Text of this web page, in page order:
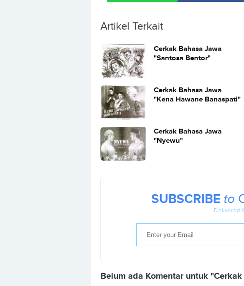
Artikel Terkait
Cerkak Bahasa Jawa
"Santosa Bentor"
Cerkak Bahasa Jawa
"Kena Hawane Banaspati"
Cerkak Bahasa Jawa
"Nyewu"
SUBSCRIBE to
Delivered
Belum ada Komentar untuk